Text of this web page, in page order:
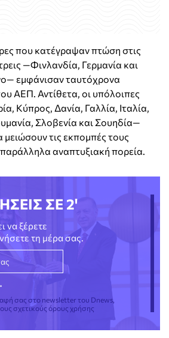
που κατέγραψαν πτώση στις
—Φινλανδία, Γερμανία και
εμφάνισαν ταυτόχρονα
ΑΕΠ. Αντίθετα, οι υπόλοιπες
Κύπρος, Δανία, Γαλλία, Ιταλία,
Σλοβενία και Σουηδία—
τις εκπομπές τους
αναπτυξιακή πορεία.
ΣΕ 2'
να ξέρετε
τη μέρα σας.
σας στο newsletter του Dnews,
σχετικούς όρους χρήσης